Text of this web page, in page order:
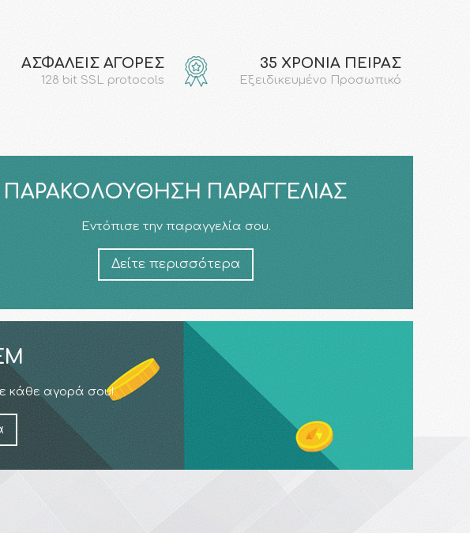
AΣΦΑΛΕΙΣ ΑΓΟΡΕΣ
128 bit SSL protocols
35 ΧΡΟΝΙΑ ΠΕΙΡΑΣ
Εξειδικευμένο Προσωπικό
ΠΑΡΑΚΟΛΟΎΘΗΣΗ ΠΑΡΑΓΓΕΛΊΑΣ
Εντόπισε την παραγγελία σου.
Δείτε περισσότερα
κάθε αγορά σου!